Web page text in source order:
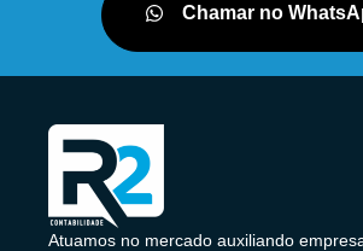
Chamar no
Atuamos no mercado auxiliando